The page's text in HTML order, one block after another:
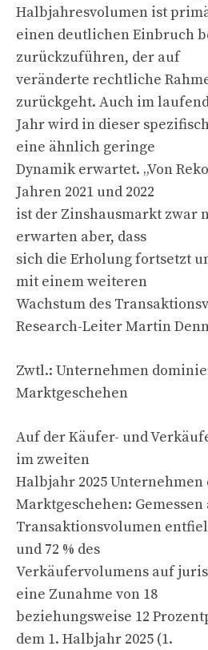
Halbjahresvolumen ist
einen deutlichen Einbruch
zurückzuführen, der auf
veränderte rechtliche
zurückgeht. Auch im
Jahr wird in dieser
eine ähnlich geringe
Dynamik erwartet. „Von
Jahren 2021 und 2022
ist der Zinshausmarkt zwar
erwarten aber, dass
sich die Erholung fortsetzt
mit einem weiteren
Wachstum des
Research-Leiter Martin
Zwtl.: Unternehmen
Marktgeschehen
Auf der Käufer- und
im zweiten
Halbjahr 2025 Unternehmen
Marktgeschehen: Gemessen
Transaktionsvolumen
und 72 % des
Verkäufervolumens auf
eine Zunahme von 18
beziehungsweise 12
dem 1. Halbjahr 2025 (1.